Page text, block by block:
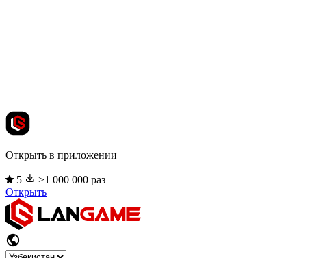
Открыть в приложении
5
>1 000 000 раз
Открыть